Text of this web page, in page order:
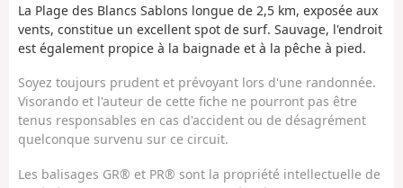
La Plage des Blancs Sablons longue de 2,5 km, exposée aux
vents, constitue un excellent spot de surf. Sauvage, l'endroit
est également propice à la baignade et à la pêche à pied.
Soyez toujours prudent et prévoyant lors d'une randonnée.
Visorando et l'auteur de cette fiche ne pourront pas être
tenus responsables en cas d'accident ou de désagrément
quelconque survenu sur ce circuit.
Les balisages GR® et PR® sont la propriété intellectuelle de